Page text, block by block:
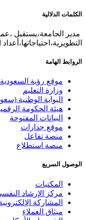
الكلمات الدلالية
مدير الجامعة،يستقبل
الروابط الهامة
موقع رؤية السعودية
وزارة التعليم
البوابة الوطنية
هيئة الحكومة
البيانات المفتوحة
موقع جدارات
منصة تفاعل
منصة استطلاع
الوصول السريع
المكتبات
مركز الإرشاد
المشاركة
ميثاق العملاء